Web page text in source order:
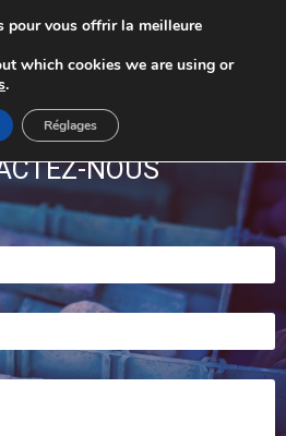
NOUS
pour vous offrir la meilleure
which cookies we are using or
.
Réglages